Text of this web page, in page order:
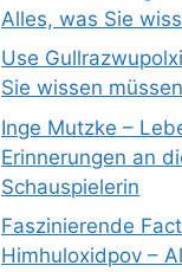
Alles, was Sie
Use
Sie wissen müssen
Inge Mutzke –
Erinnerungen an
Schauspielerin
Faszinierende
Himhuloxidpov –